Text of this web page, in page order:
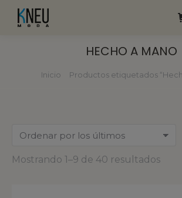
HECHO A MANO
Estás aquí:
Inicio Productos etiquetados
Mostrando 1–9 de 40 resultados